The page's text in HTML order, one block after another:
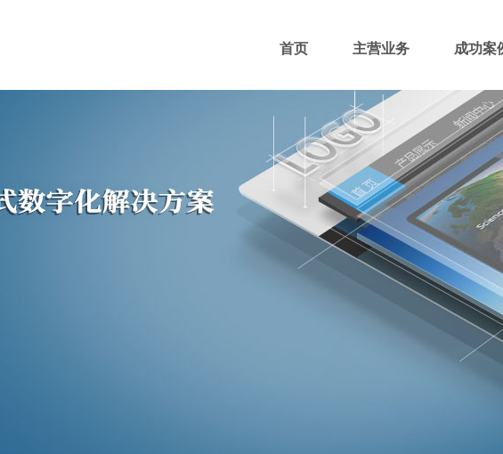
首页 主营业务 成功案
微信代运营 400电话 网站主播 网站优化 域名注册